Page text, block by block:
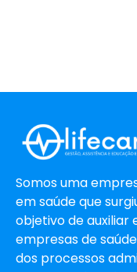
Somos uma
em saúde que
objetivo de auxiliar
empresas de
dos processos